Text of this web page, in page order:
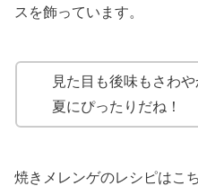
スを飾っています。
見た目も後味もさわ
夏にぴったりだね！
焼きメレンゲのレシピはこ